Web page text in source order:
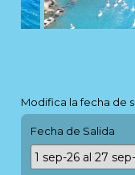
Modifica la fecha de
Fecha de Salida